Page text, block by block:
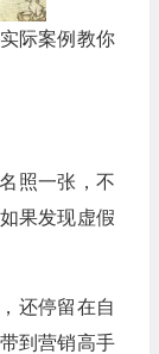
际案例教你
照一张，不
果发现虚假
还停留在自
到营销高手